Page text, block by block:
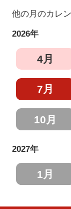
他の月のカレ
2026年
4月
7月
10月
2027年
1月